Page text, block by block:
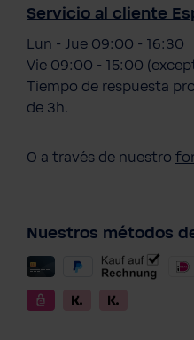
Servicio al cliente
Lun - Jue 09:00 - 16:30
Vie 09:00 - 15:00
Tiempo de respuesta
de 3h.
O a través de nuestro
Nuestros métodos